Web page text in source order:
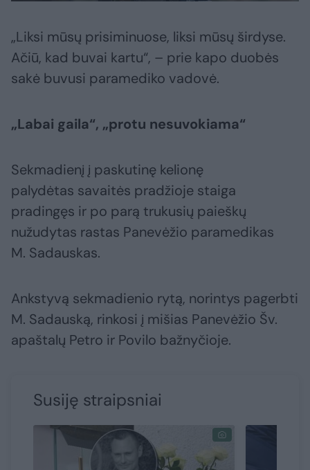
„Liksi mūsų prisiminuose, liksi mūsų širdyse.
Ačiū, kad buvai kartu“, – prie kapo duobės
sakė buvusi paramediko vadovė.
„Labai gaila“, „protu nesuvokiama“
Sekmadienį į paskutinę kelionę
palydėtas savaitės pradžioje staiga
pradingęs ir po parą trukusių paieškų
nužudytas rastas Panevėžio paramedikas
M. Sadauskas.
Ankstyvą sekmadienio rytą, norintys pagerbti
M. Sadauską, rinkosi į mišias Panevėžio Šv.
apaštalų Petro ir Povilo bažnyčioje.
Susiję straipsniai